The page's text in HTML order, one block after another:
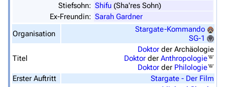
2133 346.354
Stiefsohn: Shifu (Sha'res Sohn)
Ex-Freundin: Sarah Gardner
Organisation
Stargate-Kommando
SG-1
Titel
Doktor der Archäologie
Doktor der Anthropologie
Doktor der Philologie
Erster Auftritt
Stargate - Der Film